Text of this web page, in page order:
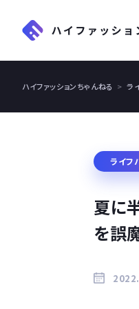
ハイファッションちゃんねる ラ
ライフ
夏に
を誤